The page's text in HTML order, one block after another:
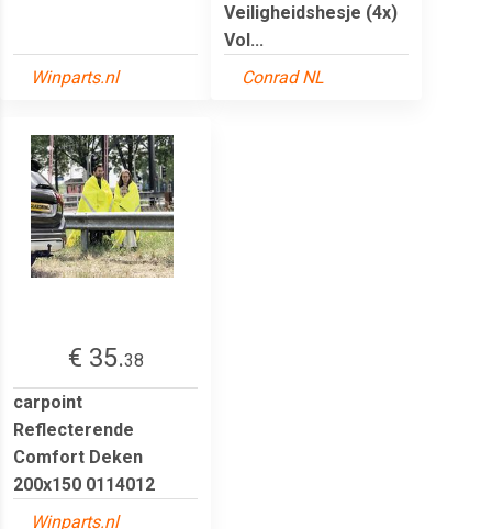
Winparts.nl
Veiligheidshesje (4x)
Vol...
Conrad NL
€ 35.38
carpoint
Reflecterende
Comfort Deken
200x150 0114012
Winparts.nl